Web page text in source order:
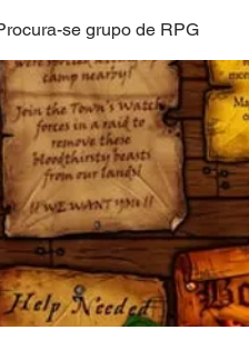
se grupo de RPG